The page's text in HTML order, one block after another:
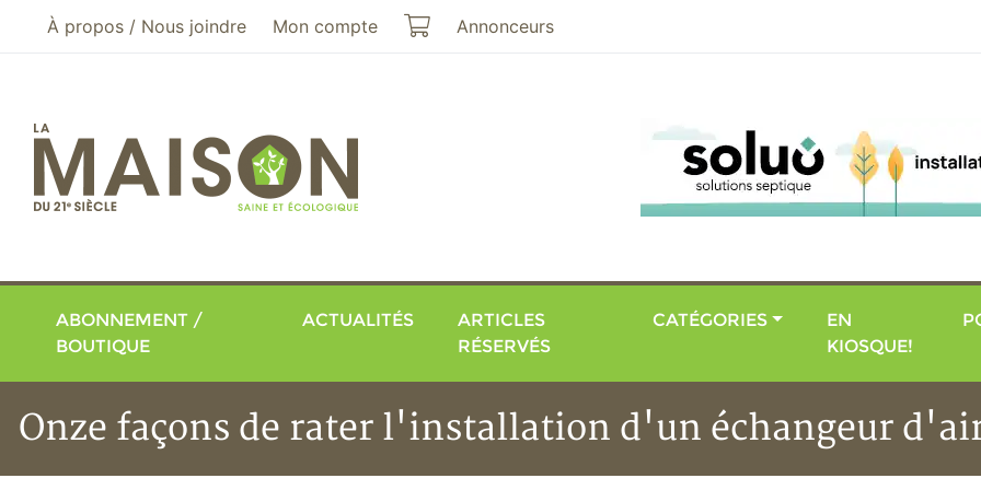
Aller au menu principal
Aller au contenu principal
À propos / Nous joindre Mon compte Mon panier
Annonceurs
ABONNEMENT /
BOUTIQUE
ACTUALITÉS
ARTICLES
RÉSERVÉS
CATÉGORIES
EN
KIOSQUE!
Onze façons de rater l'installation d'un échangeur